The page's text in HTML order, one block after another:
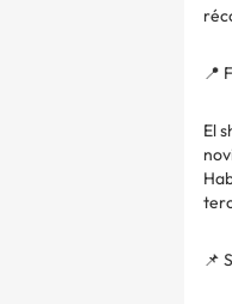
📍
El
📌